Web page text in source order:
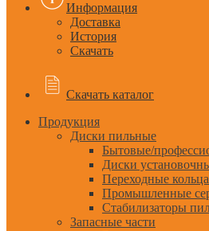
Информация
Доставка
История
Скачать
Скачать каталог
Продукция
Диски пильные
Бытовые/
Диски
Переходные
Промышленные
Стабилизаторы
Запасные части